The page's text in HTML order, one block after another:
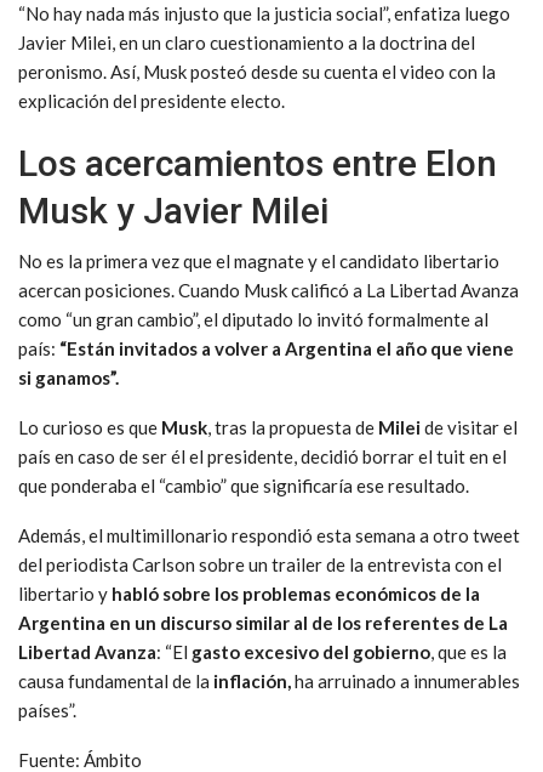
“No hay nada más injusto que la justicia social”, enfatiza luego
Javier Milei, en un claro cuestionamiento a la doctrina del
peronismo. Así, Musk posteó desde su cuenta el video con la
explicación del presidente electo.
Los acercamientos entre Elon
Musk y Javier Milei
No es la primera vez que el magnate y el candidato libertario
acercan posiciones. Cuando Musk calificó a La Libertad Avanza
como “un gran cambio”, el diputado lo invitó formalmente al
país: “Están invitados a volver a Argentina el año que viene
si ganamos”.
Lo curioso es que Musk, tras la propuesta de Mileide visitar el
país en caso de ser él el presidente, decidió borrar el tuit en el
que ponderaba el “cambio” que significaría ese resultado.
Además, el multimillonario respondió esta semana a otro tweet
del periodista Carlson sobre un trailer de la entrevista con el
libertario y habló sobre los problemas económicos de la
Argentina en un discurso similar al de los referentes de La
Libertad Avanza: “El gasto excesivo del gobierno, que es la
causa fundamental de la inflación,ha arruinado a innumerables
países”.
Fuente: Ámbito